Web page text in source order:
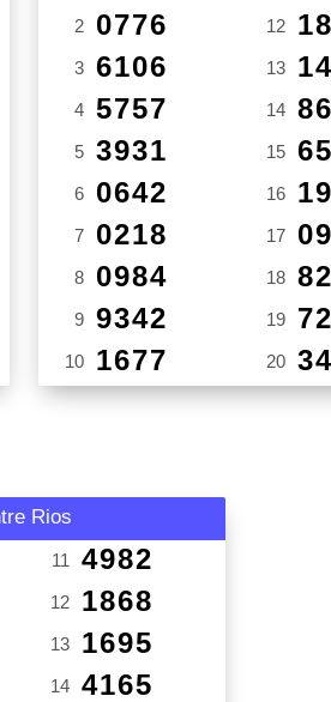
2 0776
3 6106
4 5757
5 3931
6 0642
7 0218
8 0984
9 9342
10 1677
12
13
14
15
16
17
18
19
20
Rios
11 4982
12 1868
13 1695
14 4165